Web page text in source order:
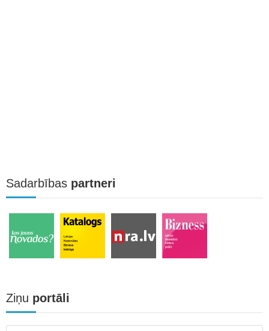
Sadarbības partneri
Ziņu portāli